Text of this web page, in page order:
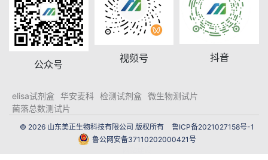
公众号
视频号 抖音
elisa试剂盒 华安麦科 检测试剂盒
微生物测试片
菌落总数测试片
© 2026 山东美正生物科技有限公司 版权所有
鲁ICP备2021027158号-1
鲁公网安备37110202000421号